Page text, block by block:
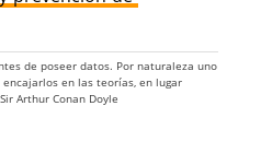
de poseer datos. Por naturaleza uno
en las teorías, en lugar
Arthur Conan Doyle